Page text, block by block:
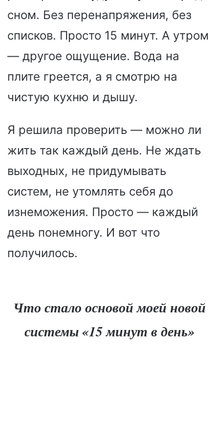
сном. Без перенапряжения, без
списков. Просто 15 минут. А утром
— другое ощущение. Вода на
плите греется, а я смотрю на
чистую кухню и дышу.
Я решила проверить — можно ли
жить так каждый день. Не ждать
выходных, не придумывать
систем, не утомлять себя до
изнеможения. Просто — каждый
день понемногу. И вот что
получилось.
Что стало основой моей новой
системы «15 минут в день»